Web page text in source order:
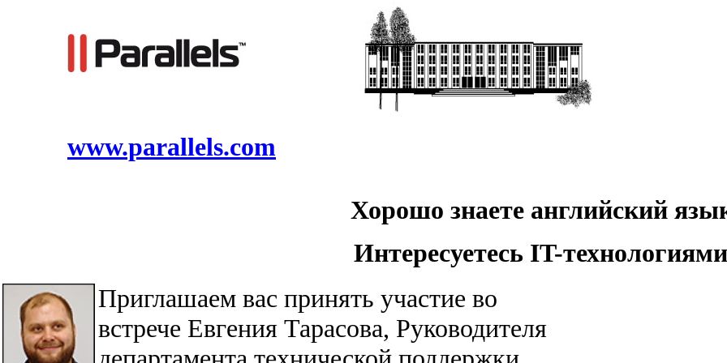
www.parallels.com
Хорошо знаете английский
Интересуетесь IT-
Приглашаем вас принять участие во
встрече Евгения Тарасова, Руководителя